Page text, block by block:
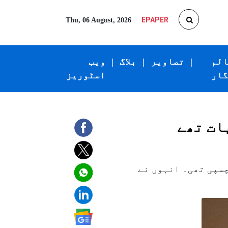
Thu, 06 August, 2026 EPAPER
ویب
اسٹوریز
| بلاگ | تصاویر |
تھے
تھی۔ انہوں نے